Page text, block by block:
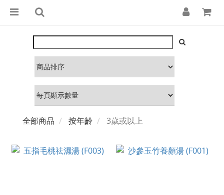
全部商品 按年齡 3歲或以上